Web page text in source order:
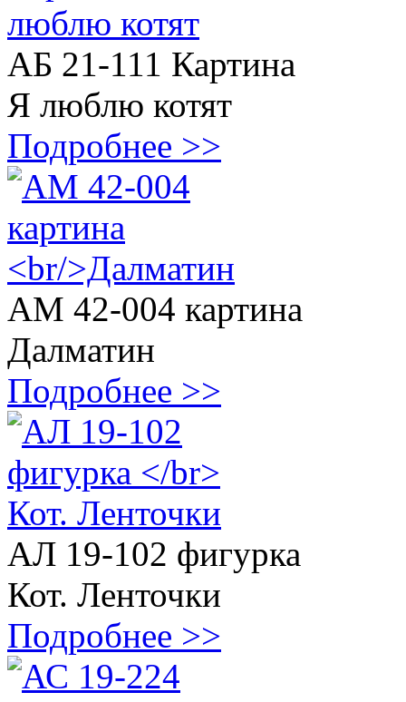
АБ 21-111 Картина
Я люблю котят
Подробнее >>
АМ 42-004 картина
Далматин
Подробнее >>
АЛ 19-102 фигурка
Кот. Ленточки
Подробнее >>